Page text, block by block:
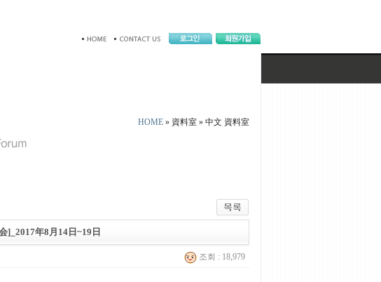
HOME» 資料室 » 中文 資料室
]_2017年8月14日~19日
조회 : 18,979